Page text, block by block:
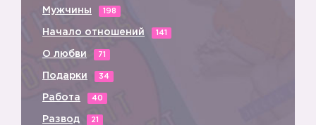
Мужчины 198
Начало отношений 141
О любви 71
Подарки 34
Работа 40
Развод 21